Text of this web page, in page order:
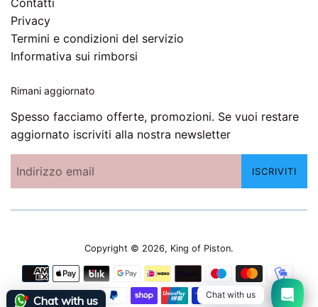
Contatti
Privacy
Termini e condizioni del servizio
Informativa sui rimborsi
Rimani aggiornato
Spesso facciamo offerte, promozioni. Se vuoi restare
aggiornato iscriviti alla nostra newsletter
ISCRIVITI
Copyright © 2026, King of Piston.
Modalità
di
Chat with us Chat with us